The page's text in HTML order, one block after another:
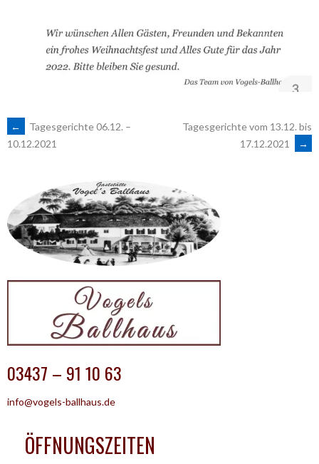
ARTIKEL-
NAVIGATION
←
Tagesgerichte 06.12. –
10.12.2021
Tagesgerichte vom 13.12. bis
17.12.2021
→
03437 – 91 10 63
info@vogels-ballhaus.de
ÖFFNUNGSZEITEN